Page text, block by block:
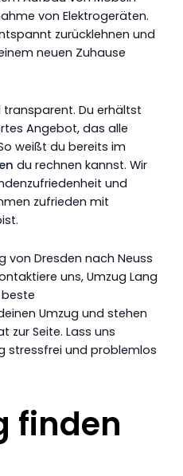
von Elektrogeräten.
zurücklehnen und
neuen Zuhause
transparent. Du erhältst
Angebot, das alle
weißt du bereits im
du rechnen kannst. Wir
und
zufrieden mit
von Dresden nach Neuss
uns, Umzug Lang
Umzug und stehen
zur Seite. Lass uns
stressfrei und problemlos
finden